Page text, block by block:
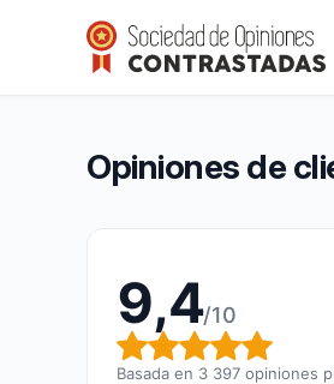
Orinko
Calificación global: 9,4 de 10
9,4/10(3 397
Opiniones de
9,4/10
Calificación
Basada en 3 397 opiniones